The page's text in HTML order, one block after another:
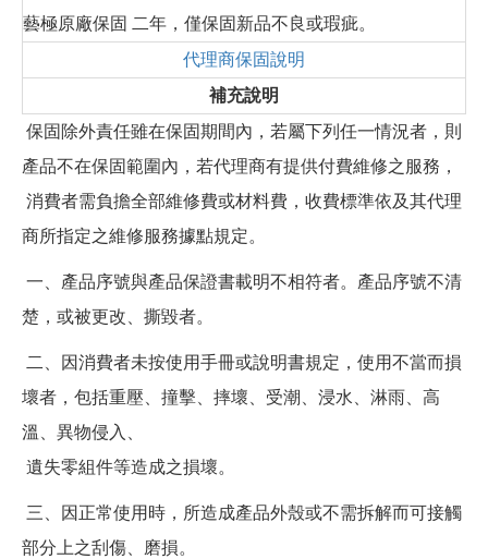
藝極原廠保固 二年，僅保固新品不良或瑕疵。
代理商保固說明
補充說明
保固除外責任雖在保固期間內，若屬下列任一情況者，則
產品不在保固範圍內，若代理商有提供付費維修之服務，
消費者需負擔全部維修費或材料費，收費標準依及其代理
商所指定之維修服務據點規定。
一、產品序號與產品保證書載明不相符者。產品序號不清
楚，或被更改、撕毀者。
二、因消費者未按使用手冊或說明書規定，使用不當而損
壞者，包括重壓、撞擊、摔壞、受潮、浸水、淋雨、高
溫、異物侵入、
遺失零組件等造成之損壞。
三、因正常使用時，所造成產品外殼或不需拆解而可接觸
部分上之刮傷、磨損。